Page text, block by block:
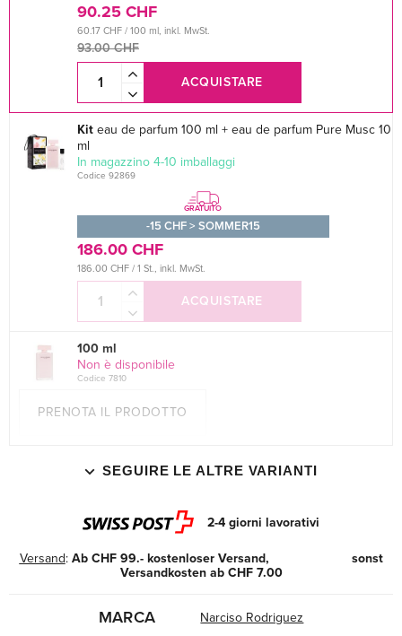
90.25 CHF
60.17 CHF / 100 ml, inkl. MwSt.
93.00 CHF
ACQUISTARE
Kit eau de parfum 100 ml + eau de parfum Pure Musc 10
ml
In magazzino 4-10 imballaggi
Codice 92869
GRATUITO
-15 CHF > SOMMER15
186.00 CHF
186.00 CHF / 1 St., inkl. MwSt.
ACQUISTARE
100 ml
Non è disponibile
Codice 7810
PRENOTA IL PRODOTTO
SEGUIRE LE ALTRE VARIANTI
2-4 giorni lavorativi
Versand: Ab CHF 99.- kostenloser Versand, sonst
Versandkosten ab CHF 7.00
MARCA Narciso Rodriguez